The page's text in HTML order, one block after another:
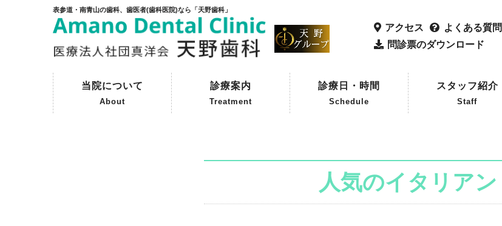
表参道・南青山の歯科、歯医者(歯科医院)なら「天野歯科」
アクセス
よくある質問
問診票のダウンロード
当院について
About
診療案内
Treatment
診療日・時間
Schedule
スタッフ紹介
Staff
人気のイタリアン